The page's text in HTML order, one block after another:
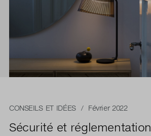
CONSEILS ET IDÉES/ Février 2022
Sécurité et réglementation